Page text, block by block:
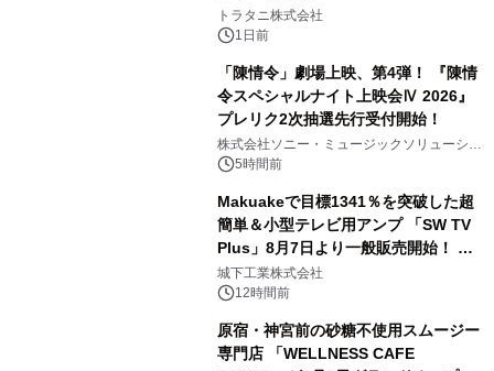
トラタニ株式会社
1日前
「陳情令」劇場上映、第4弾！ 『陳情
令スペシャルナイト上映会Ⅳ 2026』
プレリク2次抽選先行受付開始！
株式会社ソニー・ミュージックソリューショ
ンズ5時間前
Makuakeで目標1341％を突破した超
簡単＆小型テレビ用アンプ 「SW TV
Plus」8月7日より一般販売開始！ ケ
ーブル1本つなぐだけ、テレビの音が
ぐっと豊かに
城下工業株式会社
12時間前
原宿・神宮前の砂糖不使用スムージー
専門店 「WELLNESS CAFE